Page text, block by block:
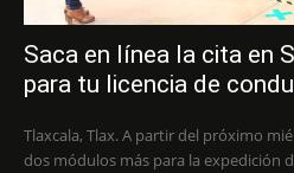
Saca en línea la cita en
para tu licencia de
Tlaxcala, Tlax. A partir del próximo
dos módulos más para la expedición